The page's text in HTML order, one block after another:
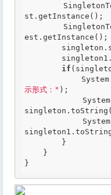
st.getInstance();
est.getInstance();
if
示形式：" );
}